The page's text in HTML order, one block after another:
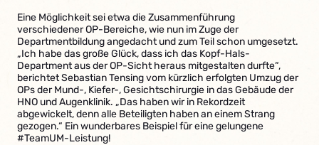
Eine Möglichkeit sei etwa die Zusammenführung
verschiedener OP-Bereiche, wie nun im Zuge der
Departmentbildung angedacht und zum Teil schon umgesetzt.
„Ich habe das große Glück, dass ich das Kopf-Hals-
Department aus der OP-Sicht heraus mitgestalten durfte“,
berichtet Sebastian Tensing vom kürzlich erfolgten Umzug der
OPs der Mund-, Kiefer-, Gesichtschirurgie in das Gebäude der
HNO und Augenklinik. „Das haben wir in Rekordzeit
abgewickelt, denn alle Beteiligten haben an einem Strang
gezogen.“ Ein wunderbares Beispiel für eine gelungene
#TeamUM-Leistung!